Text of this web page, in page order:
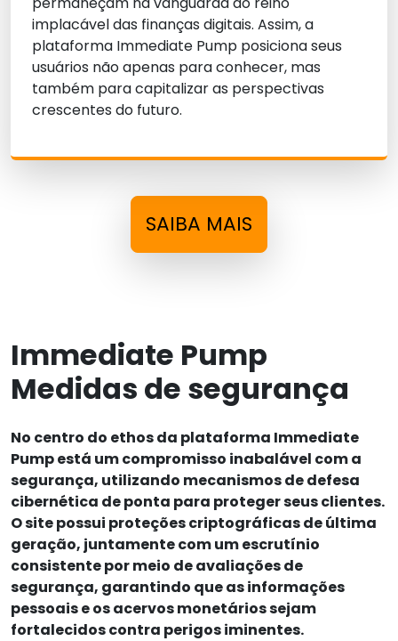
implacável das finanças digitais. Assim, a
plataforma Immediate Pump posiciona seus
usuários não apenas para conhecer, mas
também para capitalizar as perspectivas
crescentes do futuro.
SAIBA MAIS
Immediate Pump
Medidas de segurança
No centro do ethos da plataforma Immediate
Pump está um compromisso inabalável com a
segurança, utilizando mecanismos de defesa
cibernética de ponta para proteger seus clientes.
O site possui proteções criptográficas de última
geração, juntamente com um escrutínio
consistente por meio de avaliações de
segurança, garantindo que as informações
pessoais e os acervos monetários sejam
fortalecidos contra perigos iminentes.